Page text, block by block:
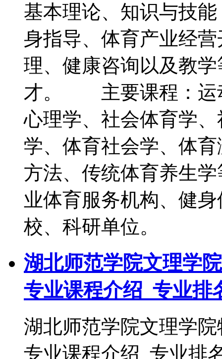
基本理论、知识与技
身指导、体育产业经
理、健康咨询以及教
才。 主要课程：运
心理学、社会体育学
学、体育社会学、体
方法、传统体育养生
业体育服务机构、健
校、科研单位。
湖北师范学院文理学
专业课程介绍_专业排
湖北师范学院文理学
专业课程介绍_专业